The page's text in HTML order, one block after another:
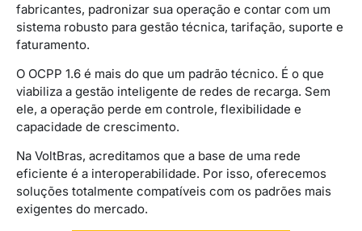
fabricantes, padronizar sua operação e contar com um
sistema robusto para gestão técnica, tarifação, suporte e
faturamento.
O OCPP 1.6 é mais do que um padrão técnico. É o que
viabiliza a gestão inteligente de redes de recarga. Sem
ele, a operação perde em controle, flexibilidade e
capacidade de crescimento.
Na VoltBras, acreditamos que a base de uma rede
eficiente é a interoperabilidade. Por isso, oferecemos
soluções totalmente compatíveis com os padrões mais
exigentes do mercado.